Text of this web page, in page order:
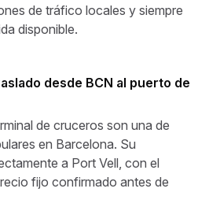
de tráfico locales y siempre
disponible.
desde BCN al puerto de
de cruceros son una de
en Barcelona. Su
a Port Vell, con el
fijo confirmado antes de